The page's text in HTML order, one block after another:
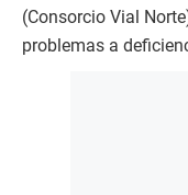
(Consorcio Vial
problemas a